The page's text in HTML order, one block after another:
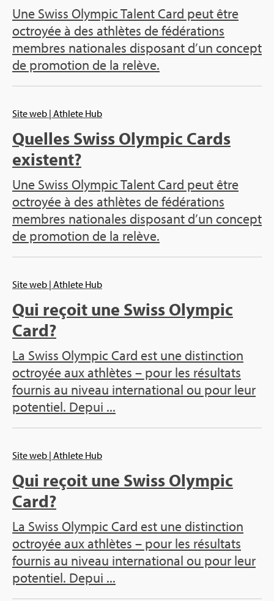
Une Swiss Olym­pic Talent Card peut être
octroyée à des ath­lètes de fédé­ra­tions
membres natio­nales dis­po­sant d’un concept
de pro­mo­tion de la relève.
Site web | Ath­lete Hub
Quelles Swiss Olym­pic Cards
existent?
Une Swiss Olym­pic Talent Card peut être
octroyée à des ath­lètes de fédé­ra­tions
membres natio­nales dis­po­sant d’un concept
de pro­mo­tion de la relève.
Site web | Ath­lete Hub
Qui reçoit une Swiss Olym­pic
Card?
La Swiss Olym­pic Card est une dis­tinc­tion
octroyée aux ath­lètes – pour les résul­tats
four­nis au niveau inter­na­tio­nal ou pour leur
poten­tiel. Depui ...
Site web | Ath­lete Hub
Qui reçoit une Swiss Olym­pic
Card?
La Swiss Olym­pic Card est une dis­tinc­tion
octroyée aux ath­lètes – pour les résul­tats
four­nis au niveau inter­na­tio­nal ou pour leur
poten­tiel. Depui ...